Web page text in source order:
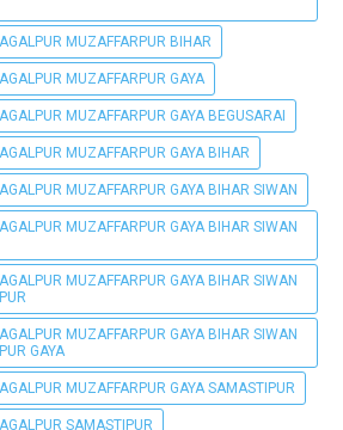
MUZAFFARPUR BIHAR
MUZAFFARPUR GAYA
MUZAFFARPUR GAYA BEGUSARAI
MUZAFFARPUR GAYA BIHAR
MUZAFFARPUR GAYA BIHAR SIWAN
MUZAFFARPUR GAYA BIHAR SIWAN
MUZAFFARPUR GAYA BIHAR SIWAN
MUZAFFARPUR GAYA BIHAR SIWAN
GAYA
MUZAFFARPUR GAYA SAMASTIPUR
SAMASTIPUR